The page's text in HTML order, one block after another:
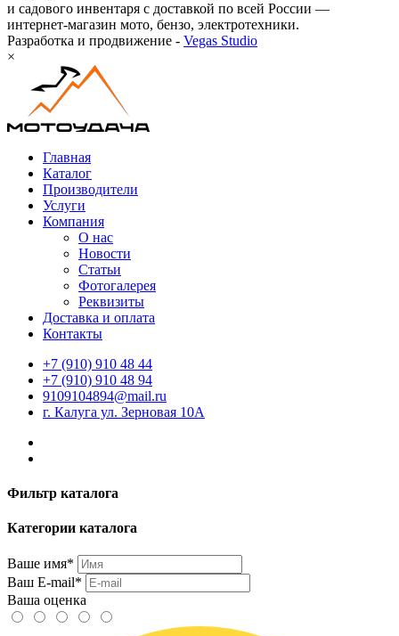
и садового инвентаря с доставкой по всей России —
интернет-магазин мото, бензо, электротехники.
Разработка и продвижение - Vegas Studio
×
Главная
Каталог
Производители
Услуги
Компания
О нас
Новости
Статьи
Фотогалерея
Реквизиты
Доставка и оплата
Контакты
+7 (910) 910 48 44
+7 (910) 910 48 94
9109104894@mail.ru
г. Калуга ул. Зерновая 10А
Фильтр каталога
Категории каталога
Ваше имя*
Ваш E-mail*
Ваша оценка